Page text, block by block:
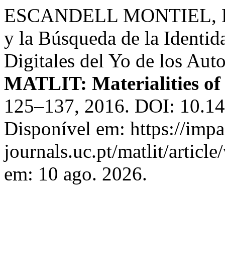
ESCANDELL MONTIEL,
y la Búsqueda de la
Digitales del Yo de los
MATLIT: Materialities
125–137, 2016. DOI:
Disponível em: https://
journals.uc.pt/matlit/
em: 10 ago. 2026.